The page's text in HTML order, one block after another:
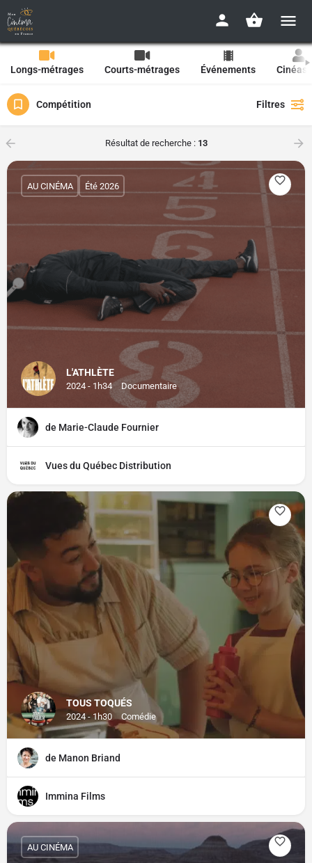
Longs-métrages Courts-métrages Événements
Compétition Filtres
Résultat de recherche : 13
L'ATHLÈTE
2024 - 1h34 Documentaire
AU CINÉMA Été 2026
de Marie-Claude Fournier
Vues du Québec Distribution
TOUS TOQUÉS
2024 - 1h30 Comédie
de Manon Briand
Immina Films
AU CINÉMA